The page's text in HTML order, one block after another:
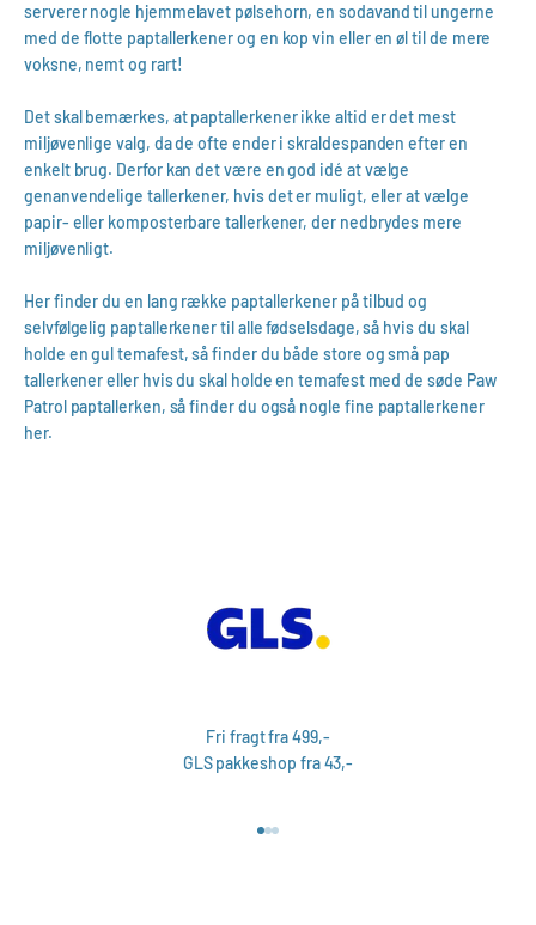
serverer nogle hjemmelavet pølsehorn, en sodavand til ungerne
med de flotte paptallerkener og en kop vin eller en øl til de mere
voksne, nemt og rart!
Det skal bemærkes, at paptallerkener ikke altid er det mest
miljøvenlige valg, da de ofte ender i skraldespanden efter en
enkelt brug. Derfor kan det være en god idé at vælge
genanvendelige tallerkener, hvis det er muligt, eller at vælge
papir- eller komposterbare tallerkener, der nedbrydes mere
miljøvenligt.
Her finder du en lang række paptallerkener på tilbud og
selvfølgelig paptallerkener til alle fødselsdage, så hvis du skal
holde en gul temafest, så finder du både store og små pap
tallerkener eller hvis du skal holde en temafest med de søde Paw
Patrol paptallerken, så finder du også nogle fine paptallerkener
her.
Fri fragt fra 499,-
GLS pakkeshop fra 43,-